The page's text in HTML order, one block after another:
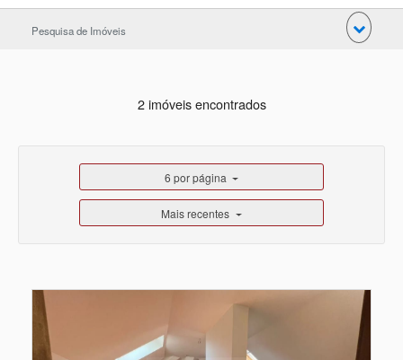
Pesquisa de Imóveis
2 imóveis encontrados
6 por página
Mais recentes